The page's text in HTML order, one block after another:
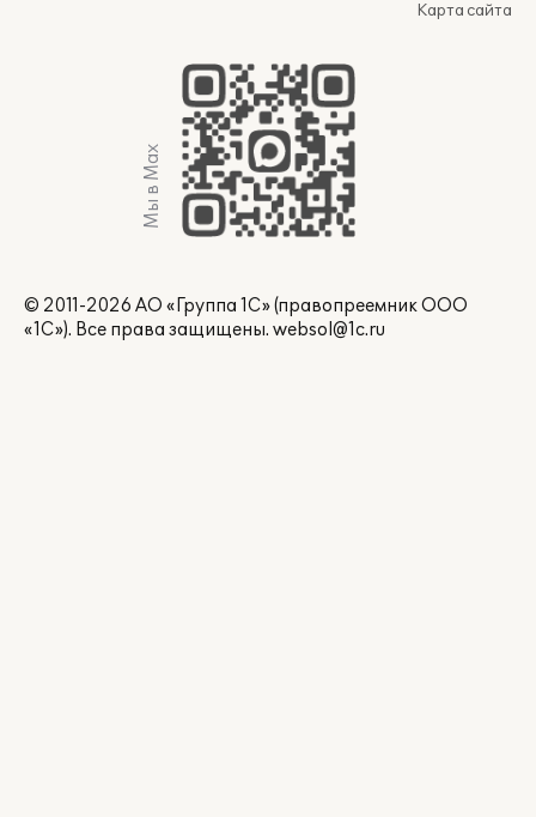
Карта сайта
Мы в Max
© 2011-2026 АО «Группа 1С» (правопреемник ООО
«1С»). Все права защищены. websol@1c.ru